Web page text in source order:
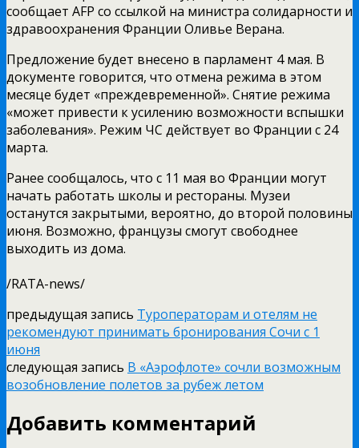
сообщает AFP со ссылкой на министра солидарности и
здравоохранения Франции Оливье Верана.
Предложение будет внесено в парламент 4 мая. В
документе говорится, что отмена режима в этом
месяце будет «преждевременной». Снятие режима
«может привести к усилению возможности вспышки
заболевания». Режим ЧС действует во Франции с 24
марта.
Ранее сообщалось, что с 11 мая во Франции могут
начать работать школы и рестораны. Музеи
останутся закрытыми, вероятно, до второй половины
июня. Возможно, французы смогут свободнее
выходить из дома.
/RATA-news/
предыдущая запись Туроператорам и отелям не
рекомендуют принимать бронирования Сочи с 1
июня
следующая запись В «Аэрофлоте» сочли возможным
возобновление полетов за рубеж летом
Добавить комментарий